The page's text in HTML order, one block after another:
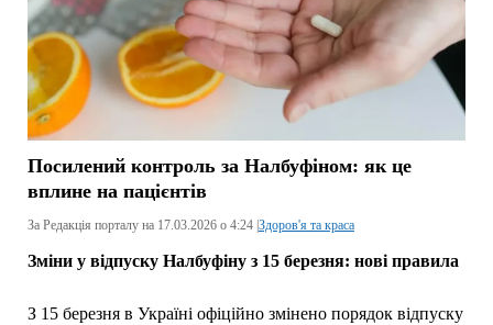
Посилений контроль за Налбуфіном: як це
вплине на пацієнтів
За Редакція порталу на 17.03.2026 о 4:24 | Здоров'я та краса
Зміни у відпуску Налбуфіну з 15 березня: нові правила
З 15 березня в Україні офіційно змінено порядок відпуску